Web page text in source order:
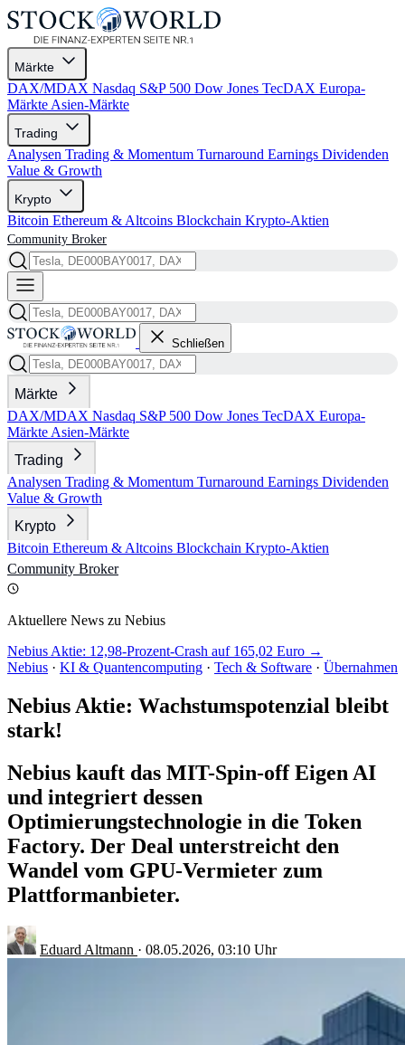
Märkte
DAX/MDAX Nasdaq S&P 500 Dow Jones TecDAX Europa-
Märkte Asien-Märkte
Trading
Analysen Trading & Momentum Turnaround Earnings Dividenden
Value & Growth
Krypto
Bitcoin Ethereum & Altcoins Blockchain Krypto-Aktien
Community Broker
Schließen
Märkte
DAX/MDAX Nasdaq S&P 500 Dow Jones TecDAX Europa-
Märkte Asien-Märkte
Trading
Analysen Trading & Momentum Turnaround Earnings Dividenden
Value & Growth
Krypto
Bitcoin Ethereum & Altcoins Blockchain Krypto-Aktien
Community Broker
Aktuellere News zu Nebius
Nebius Aktie: 12,98-Prozent-Crash auf 165,02 Euro →
Nebius · KI & Quantencomputing · Tech & Software · Übernahmen
Nebius Aktie: Wachstumspotenzial bleibt
stark!
Nebius kauft das MIT-Spin-off Eigen AI
und integriert dessen
Optimierungstechnologie in die Token
Factory. Der Deal unterstreicht den
Wandel vom GPU-Vermieter zum
Plattformanbieter.
Eduard Altmann · 08.05.2026, 03:10 Uhr